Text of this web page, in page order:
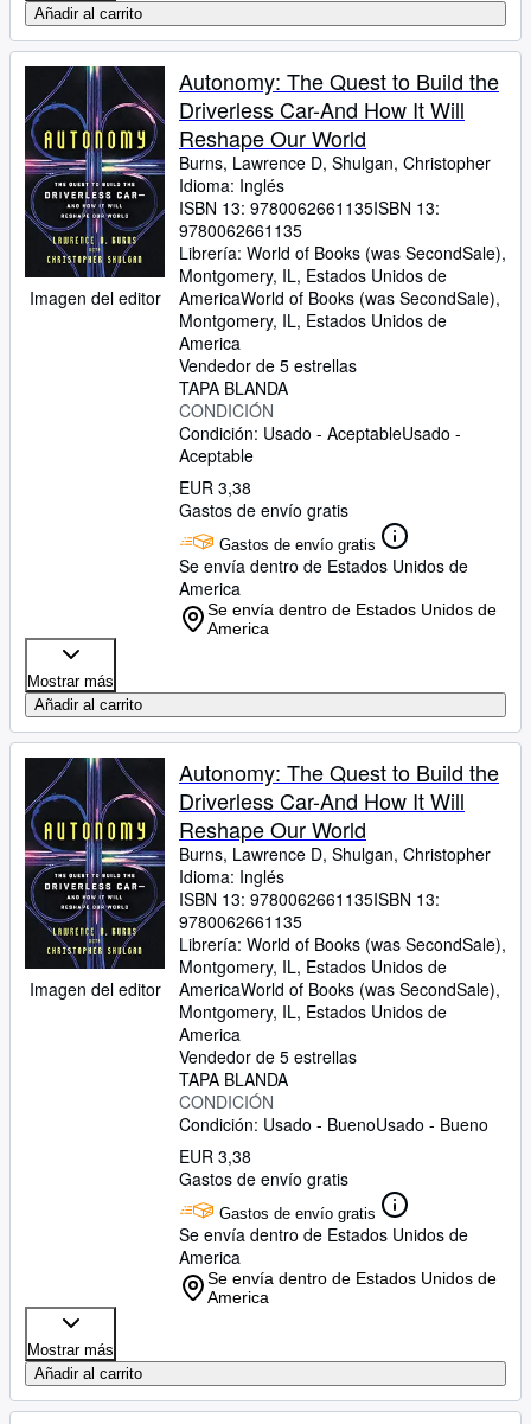
Añadir al carrito
Imagen del editor
Autonomy: The Quest to Build the
Driverless Car-And How It Will
Reshape Our World
Burns, Lawrence D, Shulgan, Christopher
Idioma: Inglés
ISBN 13: 9780062661135ISBN 13:
9780062661135
Librería: World of Books (was SecondSale),
Montgomery, IL, Estados Unidos de
AmericaWorld of Books (was SecondSale),
Montgomery, IL, Estados Unidos de
America
Vendedor de 5 estrellas
TAPA BLANDA
CONDICIÓN
Condición: Usado - AceptableUsado -
Aceptable
EUR 3,38
Gastos de envío gratis
Gastos de envío gratis
Se envía dentro de Estados Unidos de
America
Se envía dentro de Estados Unidos de
America
Mostrar más
Añadir al carrito
Imagen del editor
Autonomy: The Quest to Build the
Driverless Car-And How It Will
Reshape Our World
Burns, Lawrence D, Shulgan, Christopher
Idioma: Inglés
ISBN 13: 9780062661135ISBN 13:
9780062661135
Librería: World of Books (was SecondSale),
Montgomery, IL, Estados Unidos de
AmericaWorld of Books (was SecondSale),
Montgomery, IL, Estados Unidos de
America
Vendedor de 5 estrellas
TAPA BLANDA
CONDICIÓN
Condición: Usado - BuenoUsado - Bueno
EUR 3,38
Gastos de envío gratis
Gastos de envío gratis
Se envía dentro de Estados Unidos de
America
Se envía dentro de Estados Unidos de
America
Mostrar más
Añadir al carrito